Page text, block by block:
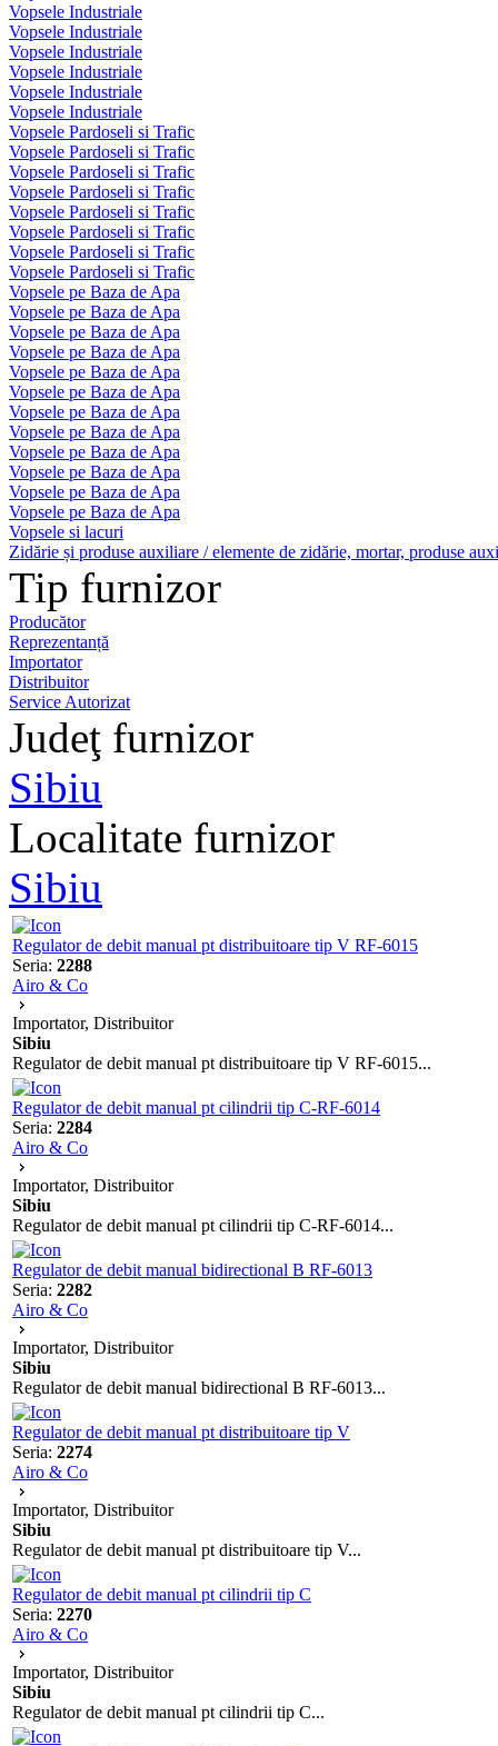
Vopsele Industriale
Vopsele Industriale
Vopsele Industriale
Vopsele Industriale
Vopsele Industriale
Vopsele Industriale
Vopsele Pardoseli si Trafic
Vopsele Pardoseli si Trafic
Vopsele Pardoseli si Trafic
Vopsele Pardoseli si Trafic
Vopsele Pardoseli si Trafic
Vopsele Pardoseli si Trafic
Vopsele Pardoseli si Trafic
Vopsele Pardoseli si Trafic
Vopsele pe Baza de Apa
Vopsele pe Baza de Apa
Vopsele pe Baza de Apa
Vopsele pe Baza de Apa
Vopsele pe Baza de Apa
Vopsele pe Baza de Apa
Vopsele pe Baza de Apa
Vopsele pe Baza de Apa
Vopsele pe Baza de Apa
Vopsele pe Baza de Apa
Vopsele pe Baza de Apa
Vopsele pe Baza de Apa
Vopsele si lacuri
Zidărie și produse auxiliare / elemente de zidărie, mortar, produse
Tip furnizor
Producător
Reprezentanță
Importator
Distribuitor
Service Autorizat
Judeţ furnizor
Sibiu
Localitate furnizor
Sibiu
Regulator de debit manual pt distribuitoare tip V RF-6015
Seria: 2288
Airo & Co
Importator, Distribuitor
Sibiu
Regulator de debit manual pt distribuitoare tip V RF-6015...
Regulator de debit manual pt cilindrii tip C-RF-6014
Seria: 2284
Airo & Co
Importator, Distribuitor
Sibiu
Regulator de debit manual pt cilindrii tip C-RF-6014...
Regulator de debit manual bidirectional B RF-6013
Seria: 2282
Airo & Co
Importator, Distribuitor
Sibiu
Regulator de debit manual bidirectional B RF-6013...
Regulator de debit manual pt distribuitoare tip V
Seria: 2274
Airo & Co
Importator, Distribuitor
Sibiu
Regulator de debit manual pt distribuitoare tip V...
Regulator de debit manual pt cilindrii tip C
Seria: 2270
Airo & Co
Importator, Distribuitor
Sibiu
Regulator de debit manual pt cilindrii tip C...